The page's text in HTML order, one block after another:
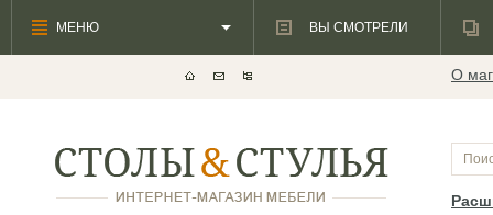
О
МЕНЮ ВЫ СМОТРЕЛИ